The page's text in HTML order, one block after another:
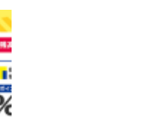
HERO8がオススメ！